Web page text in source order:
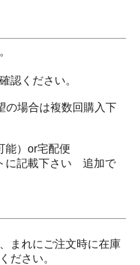
認ください。
場合は複数回購入下
能）or宅配便
に記載下さい 追加で
まれにご注文時に在庫
ださい。